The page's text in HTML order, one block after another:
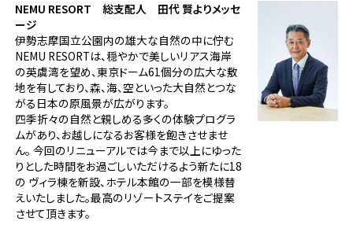
NEMU RESORT 総支配人 田代 賢よりメッセ
ージ
伊勢志摩国立公園内の雄大な自然の中に佇む
NEMU RESORTは、穏やかで美しいリアス海岸
の英虞湾を望め、東京ドーム61個分の広大な敷
地を有しており、森、海、空といった大自然とつな
がる日本の原風景が広がります。
四季折々の自然と親しめる多くの体験プログラ
ムがあり、お越しになるお客様を飽きさせませ
ん。 今回のリニューアルでは今まで以上にゆった
りとした時間をお過ごしいただけるよう新たに18
の ヴィラ棟を新設、ホテル本館の一部を模様替
えいたしました。最高のリゾートステイをご提案
させて頂きます。